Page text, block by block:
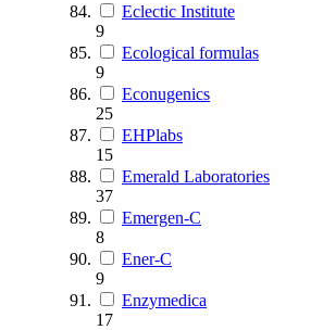
Eclectic Institute
9
Ecological formulas
9
Econugenics
25
EHPlabs
15
Emerald Laboratories
37
Emergen-C
8
Ener-C
9
Enzymedica
17